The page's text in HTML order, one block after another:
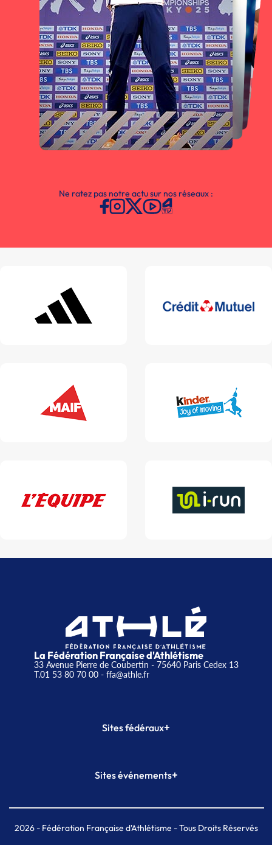
Ne ratez pas notre actu sur nos réseaux :
La Fédération Française d'Athlétisme
33 Avenue Pierre de Coubertin - 75640 Paris Cedex 13
T.01 53 80 70 00- ffa@athle.fr
Sites fédéraux+
Plateforme Formation
Sites événements+
Meeting de Paris indoor
MAIF Ekiden de Paris
2026- Fédération Française d'Athlétisme - Tous Droits Réservés